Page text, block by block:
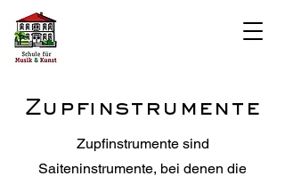
Zupfinstrumente
Zupfinstrumente sind
Saiteninstrumente, bei denen die